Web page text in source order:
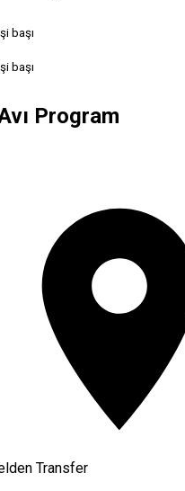
başı
başı
Program
Transfer